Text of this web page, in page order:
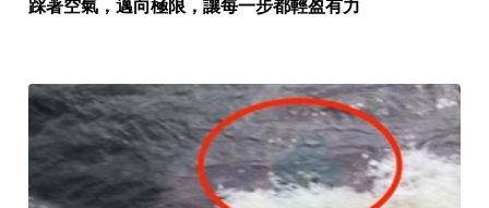
踩著空氣，邁向極限，讓每一步都輕盈有力